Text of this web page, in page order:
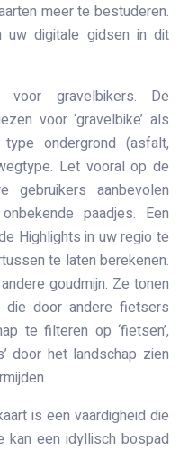
meer te bestuderen.
digitale gidsen in dit
gravelbikers. De
voor ‘gravelbike’ als
ondergrond (asfalt,
Let vooral op de
gebruikers aanbevolen
paadjes. Een
Highlights in uw regio te
te laten berekenen.
goudmijn. Ze tonen
door andere fietsers
te filteren op ‘fietsen’,
door het landschap zien
is een vaardigheid die
kan een idyllisch bospad